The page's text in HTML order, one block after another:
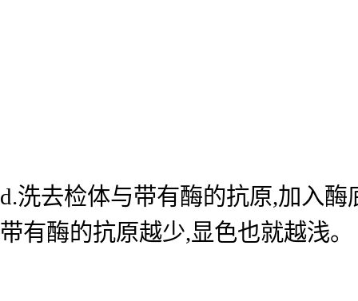
d.洗去检体与带有酶的抗原,加入
带有酶的抗原越少,显色也就越浅。